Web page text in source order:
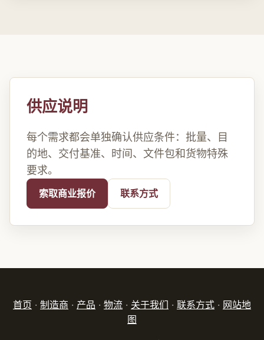
供应说明
每个需求都会单独确认供应条件：批量、目
的地、交付基准、时间、文件包和货物特殊
要求。
索取商业报价 联系方式
首页 · 制造商 · 产品 · 物流 · 关于我们 · 联系方式 · 网站地
图